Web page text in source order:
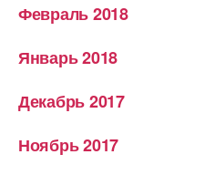
Февраль 2018
Январь 2018
Декабрь 2017
Ноябрь 2017